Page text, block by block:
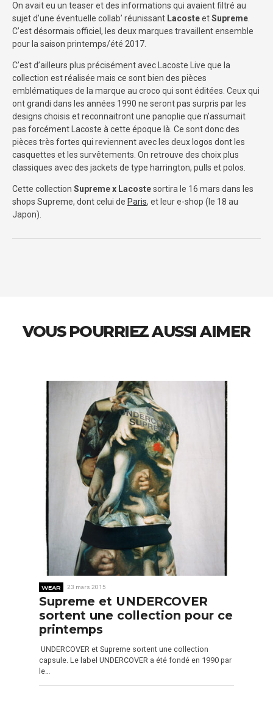
On avait eu un teaser et des informations qui avaient filtré au
sujet d’une éventuelle collab’ réunissant LacosteetSupreme
C’est désormais officiel, les deux marques travaillent ensemble
pour la saison printemps/été 2017.
C’est d’ailleurs plus précisément avec Lacoste Live que la
collection est réalisée mais ce sont bien des pièces
emblématiques de la marque au croco qui sont éditées. Ceux qui
ont grandi dans les années 1990 ne seront pas surpris par les
designs choisis et reconnaitront une panoplie que n’assumait
pas forcément Lacoste à cette époque là. Ce sont donc des
pièces très fortes qui reviennent avec les deux logos dont les
casquettes et les survêtements. On retrouve des choix plus
classiques avec des jackets de type harrington, pulls et polos.
Cette collection Supreme x Lacostesortira le 16 mars dans les
shops Supreme, dont celui de Paris, et leur e-shop (le 18 au
Japon).
VOUS POURRIEZ AUSSI AIMER
WEAR 23 mars 2015
Supreme et UNDERCOVER
sortent une collection pour ce
printemps
UNDERCOVER et Supreme sortent une collection
capsule. Le label UNDERCOVER a été fondé en 1990 par
le…